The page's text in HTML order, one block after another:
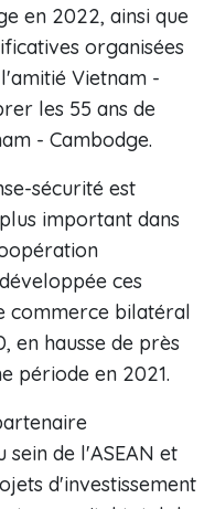
en 2022, ainsi que
organisées
Vietnam -
les 55 ans de
- Cambodge.
sécurité est
important dans
ces
commerce bilatéral
en hausse de près
période en 2021.
de l'ASEAN et
d'investissement